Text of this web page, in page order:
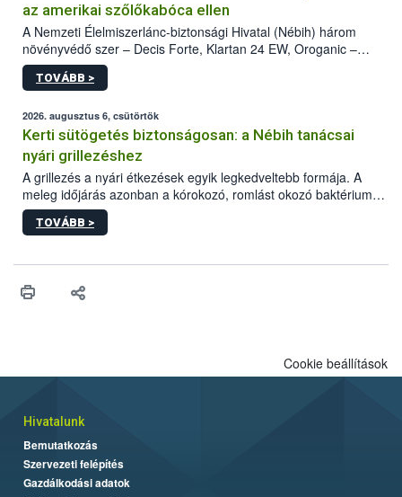
az amerikai szőlőkabóca ellen
A Nemzeti Élelmiszerlánc-biztonsági Hivatal (Nébih) három
növényvédő szer – Decis Forte, Klartan 24 EW, Oroganic –
engedélyokiratát módosította, így azok a szüretet követően,
egészen a vesszőérettség (BBCH 91) stádiumáig
érésű szőlőkben is legyen lehetőség a károsító elleni további
védekezésre. Az Oroganic készítmény kis kiszerelésben kiskerti
felhasználók számára is elérhető és ökológiai termesztésben is
engedélyezett.
TOVÁBB >
2026. augusztus 6, csütörtök
Kerti sütögetés biztonságosan: a Nébih tanácsai
nyári grillezéshez
A grillezés a nyári étkezések egyik legkedveltebb formája. A
meleg időjárás azonban a kórokozó, romlást okozó baktériumok
gyorsabb szaporodásának is kedvez. A szabadtéri sütögetés
ezért nem csupán a megfelelő sütési technikáról szól: legalább
higiéniai szabályok betartása, a megfelelő hőkezelés, valamint a
biztonsági Hivatal (Nébih) Oktatási Programja összegyűjtötte a
TOVÁBB >
Cookie beállítások
Hivatalunk
Bemutatkozás
Szervezeti felépítés
Gazdálkodási adatok